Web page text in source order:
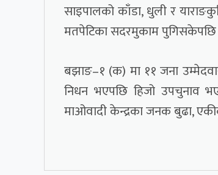
साइपालको काँडा, धुली र
मतपेटिका सदरमुकाम
बझाङ–१ (क) मा ११ जना उम्मेदवार
निधन भएपछि हिजो उपचुनाव
माओवादी केन्द्रका जनक बुढा,